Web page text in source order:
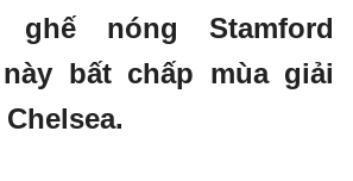
ghế nóng Stamford
bất chấp mùa giải